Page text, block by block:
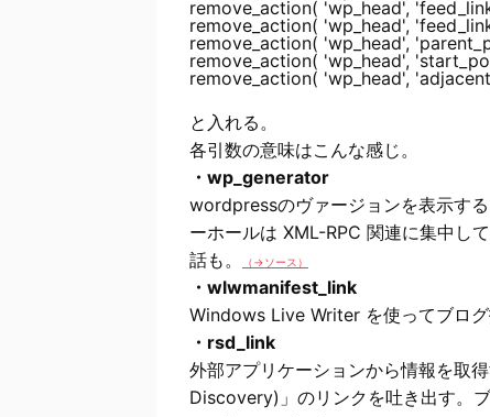
remove_action( 'wp_head',
remove_action( 'wp_head',
remove_action( 'wp_head',
remove_action( 'wp_head',
と入れる。
各引数の意味はこんな感じ。
・wp_generator
wordpressのヴァージョンを表示す
ーホールは XML-RPC 関連に集中し
話も。
（→ソース）
・wlwmanifest_link
Windows Live Writer を使ってブログ
・rsd_link
外部アプリケーションから情報を取
Discovery)」のリンクを吐き出す。